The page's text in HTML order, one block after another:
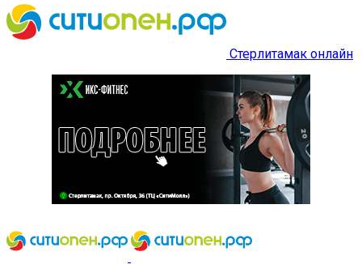
Стерлитамак онлайн